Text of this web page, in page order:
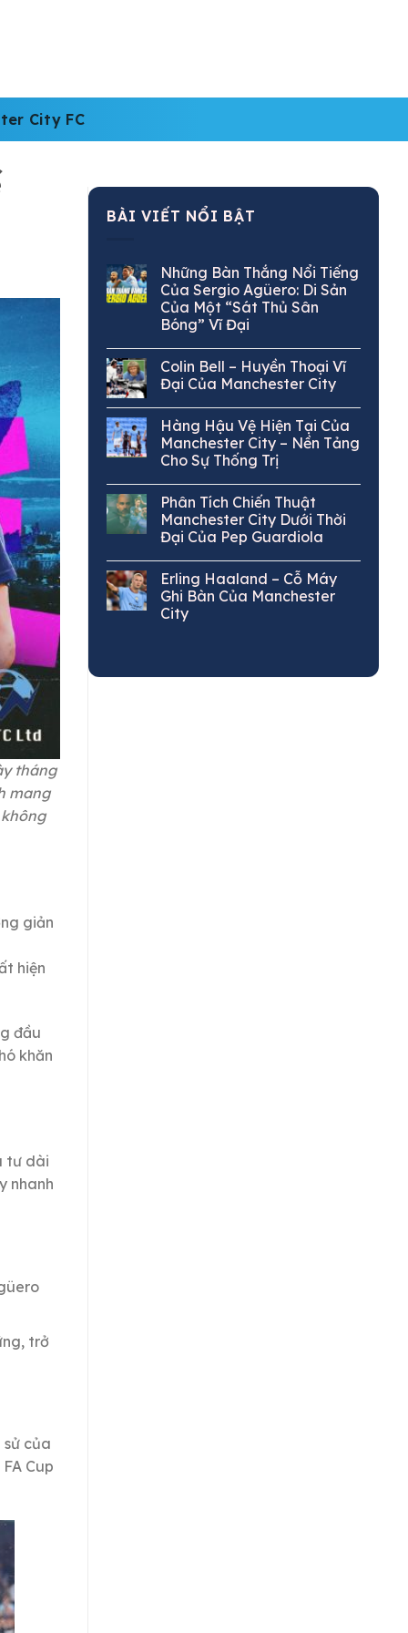
City FC
tháng
mang
giản
hiện
đầu
khăn
tư dài
nhanh
trở
của
Cup
BÀI VIẾT NỔI BẬT
Những Bàn Thắng Nổi Tiếng
Của Sergio Agüero: Di Sản
Của Một “Sát Thủ Sân
Bóng” Vĩ Đại
Colin Bell – Huyền Thoại Vĩ
Đại Của Manchester City
Hàng Hậu Vệ Hiện Tại Của
Manchester City – Nền Tảng
Cho Sự Thống Trị
Phân Tích Chiến Thuật
Manchester City Dưới Thời
Đại Của Pep Guardiola
Erling Haaland – Cỗ Máy
Ghi Bàn Của Manchester
City